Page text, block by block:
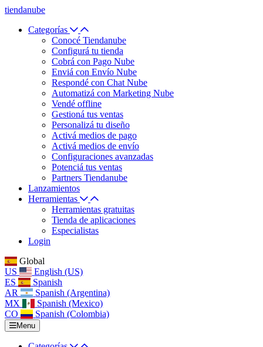
tiendanube
Categorías
Conocé Tiendanube
Configurá tu tienda
Cobrá con Pago Nube
Enviá con Envío Nube
Respondé con Chat Nube
Automatizá con Marketing Nube
Vendé offline
Gestioná tus ventas
Personalizá tu diseño
Activá medios de pago
Activá medios de envío
Configuraciones avanzadas
Potenciá tus ventas
Partners Tiendanube
Lanzamientos
Herramientas
Herramientas gratuitas
Tienda de aplicaciones
Especialistas
Login
Global
US
English (US)
ES
Spanish
AR
Spanish (Argentina)
MX
Spanish (Mexico)
CO
Spanish (Colombia)
Menu